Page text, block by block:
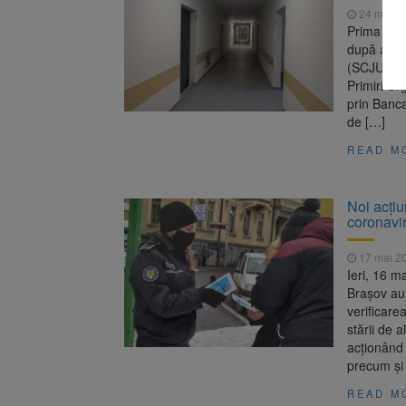
24 mai
Prima
după
(SCJU)
Primiri
prin
de […]
READ
Noi
17 mai
Ieri, 16
Brașov
stării de
precum
READ